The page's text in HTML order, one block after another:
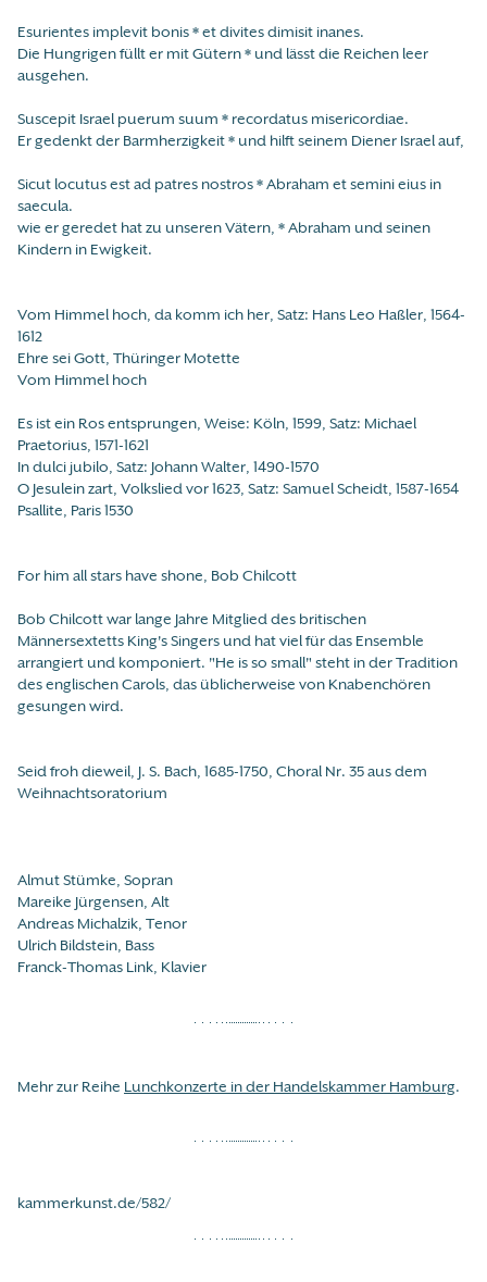
Esurientes implevit bonis * et divites dimisit inanes.
Die Hungrigen füllt er mit Gütern * und lässt die Reichen leer
ausgehen.
Suscepit Israel puerum suum * recordatus misericordiae.
Er gedenkt der Barmherzigkeit * und hilft seinem Diener Israel auf,
Sicut locutus est ad patres nostros * Abraham et semini eius in
saecula.
wie er geredet hat zu unseren Vätern, * Abraham und seinen
Kindern in Ewigkeit.
Vom Himmel hoch, da komm ich her, Satz: Hans Leo Haßler, 1564-
1612
Ehre sei Gott, Thüringer Motette
Vom Himmel hoch
Es ist ein Ros entsprungen, Weise: Köln, 1599, Satz: Michael
Praetorius, 1571-1621
In dulci jubilo, Satz: Johann Walter, 1490-1570
O Jesulein zart, Volkslied vor 1623, Satz: Samuel Scheidt, 1587-1654
Psallite, Paris 1530
For him all stars have shone, Bob Chilcott
Bob Chilcott war lange Jahre Mitglied des britischen
Männersextetts King's Singers und hat viel für das Ensemble
arrangiert und komponiert. "He is so small" steht in der Tradition
des englischen Carols, das üblicherweise von Knabenchören
gesungen wird.
Seid froh dieweil, J. S. Bach, 1685-1750, Choral Nr. 35 aus dem
Weihnachtsoratorium
Almut Stümke, Sopran
Mareike Jürgensen, Alt
Andreas Michalzik, Tenor
Ulrich Bildstein, Bass
Franck-Thomas Link, Klavier
Mehr zur Reihe Lunchkonzerte in der Handelskammer Hamburg.
kammerkunst.de/582/